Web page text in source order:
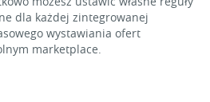
dla każdej zintegrowanej
wystawiania ofert
marketplace.